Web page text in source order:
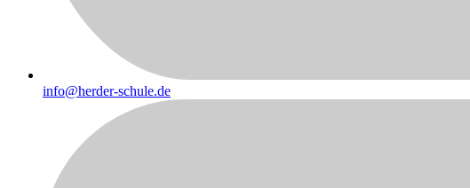
info@herder-schule.de